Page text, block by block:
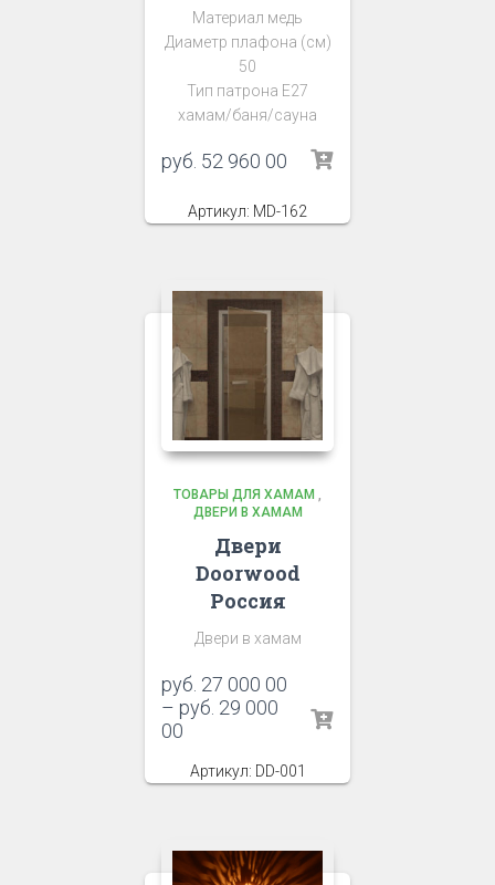
Материал медь
Диаметр плафона (см)
50
Тип патрона Е27
хамам/баня/сауна
руб. 52 960 00
Артикул: MD-162
ТОВАРЫ ДЛЯ ХАМАМ ,
ДВЕРИ В ХАМАМ
Двери
Doorwood
Россия
Двери в хамам
руб. 27 000 00
– руб. 29 000
00
Артикул: DD-001